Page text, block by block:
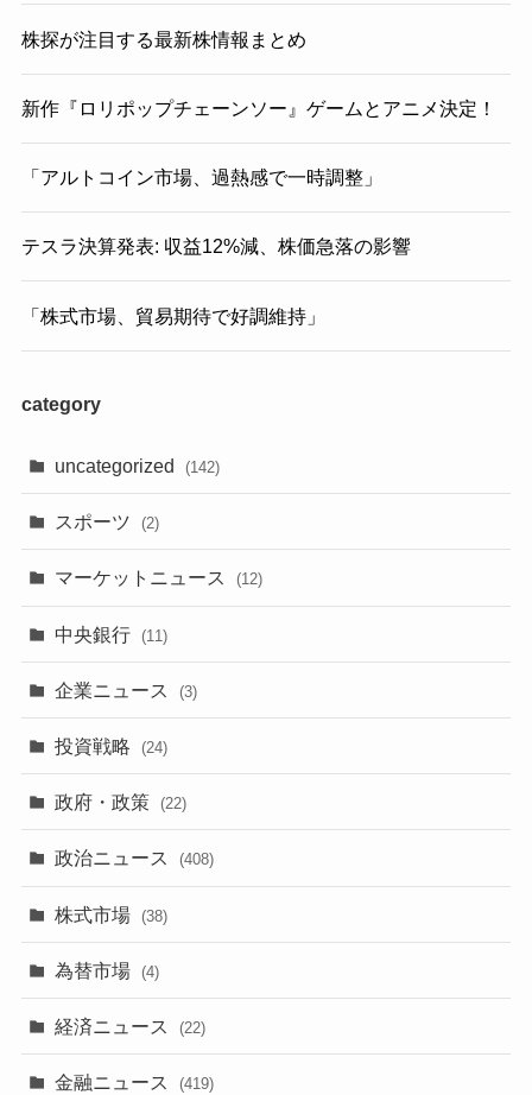
株探が注目する最新株情報まとめ
新作『ロリポップチェーンソー』ゲームとアニメ決定！
「アルトコイン市場、過熱感で一時調整」
テスラ決算発表: 収益12%減、株価急落の影響
「株式市場、貿易期待で好調維持」
category
uncategorized (142)
スポーツ (2)
マーケットニュース (12)
中央銀行 (11)
企業ニュース (3)
投資戦略 (24)
政府・政策 (22)
政治ニュース (408)
株式市場 (38)
為替市場 (4)
経済ニュース (22)
金融ニュース (419)